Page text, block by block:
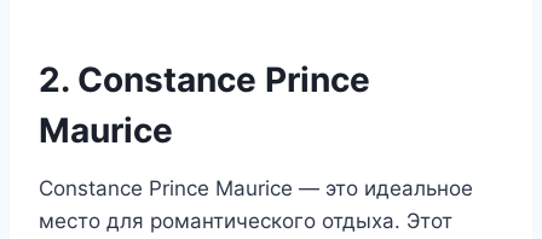
2. Constance Prince
Maurice
Constance Prince Maurice — это идеальное
место для романтического отдыха. Этот